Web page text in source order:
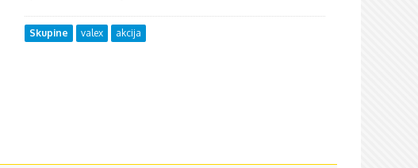
Skupine valex akcija